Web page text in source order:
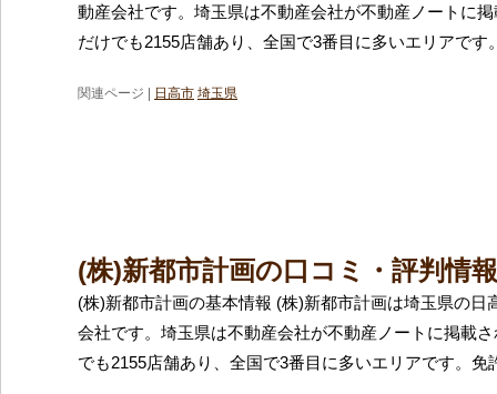
動産会社です。埼玉県は不動産会社が不動産ノートに
だけでも2155店舗あり、全国で3番目に多いエリアです
関連ページ | 日高市 埼玉県
(株)新都市計画の口コミ・評判情報
(株)新都市計画の基本情報 (株)新都市計画は埼玉県の日
会社です。埼玉県は不動産会社が不動産ノートに掲載
でも2155店舗あり、全国で3番目に多いエリアです。免